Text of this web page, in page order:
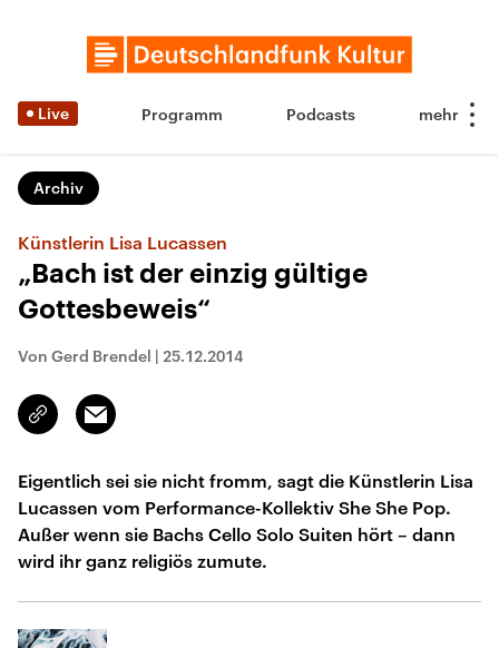
Live Programm Podcasts
Archiv
Künstlerin Lisa Lucassen
„Bach ist der einzig gültige
Gottesbeweis“
Von Gerd Brendel | 25.12.2014
Link
kopieren/teilen
Email
Eigentlich sei sie nicht fromm, sagt die Künstlerin Lisa
Lucassen vom Performance-Kollektiv She She Pop.
Außer wenn sie Bachs Cello Solo Suiten hört – dann
wird ihr ganz religiös zumute.